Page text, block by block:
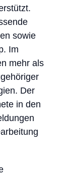
sowie
Im
mehr als
Der
in den